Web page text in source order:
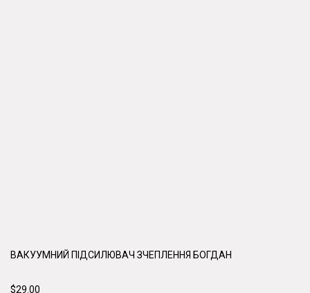
ВАКУУМНИЙ ПІДСИЛЮВАЧ ЗЧЕПЛЕННЯ БОГДАН
$29.00